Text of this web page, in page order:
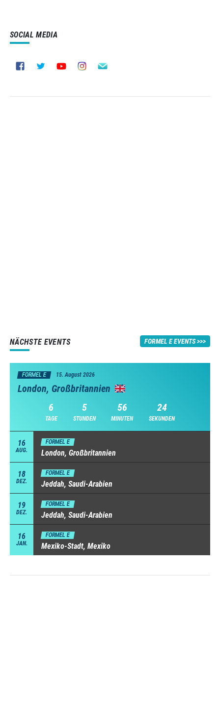
SOCIAL MEDIA
NÄCHSTE EVENTS FORMEL E EVENTS
FORMEL E 15. August 2026
London, Großbritannien
6
TAGE
5
STUNDEN
56
MINUTEN
23
SEKUNDEN
16
AUG.
FORMEL E
London, Großbritannien
18
DEZ.
FORMEL E
Jeddah, Saudi-Arabien
19
DEZ.
FORMEL E
Jeddah, Saudi-Arabien
16
JAN.
FORMEL E
Mexiko-Stadt, Mexiko